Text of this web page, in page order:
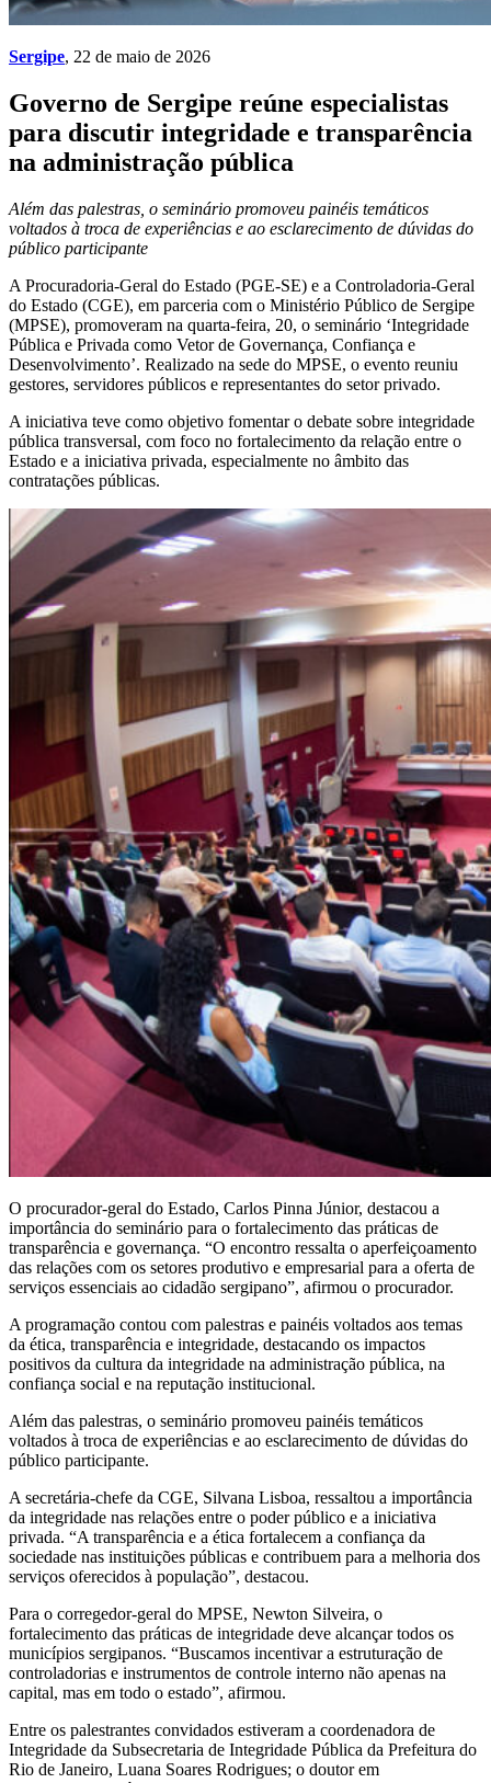
Sergipe, 22 de maio de 2026
Governo de Sergipe reúne especialistas
para discutir integridade e transparência
na administração pública
Além das palestras, o seminário promoveu painéis temáticos
voltados à troca de experiências e ao esclarecimento de dúvidas do
público participante
A Procuradoria-Geral do Estado (PGE-SE) e a Controladoria-Geral
do Estado (CGE), em parceria com o Ministério Público de Sergipe
(MPSE), promoveram na quarta-feira, 20, o seminário ‘Integridade
Pública e Privada como Vetor de Governança, Confiança e
Desenvolvimento’. Realizado na sede do MPSE, o evento reuniu
gestores, servidores públicos e representantes do setor privado.
A iniciativa teve como objetivo fomentar o debate sobre integridade
pública transversal, com foco no fortalecimento da relação entre o
Estado e a iniciativa privada, especialmente no âmbito das
contratações públicas.
O procurador-geral do Estado, Carlos Pinna Júnior, destacou a
importância do seminário para o fortalecimento das práticas de
transparência e governança. “O encontro ressalta o aperfeiçoamento
das relações com os setores produtivo e empresarial para a oferta de
serviços essenciais ao cidadão sergipano”, afirmou o procurador.
A programação contou com palestras e painéis voltados aos temas
da ética, transparência e integridade, destacando os impactos
positivos da cultura da integridade na administração pública, na
confiança social e na reputação institucional.
Além das palestras, o seminário promoveu painéis temáticos
voltados à troca de experiências e ao esclarecimento de dúvidas do
público participante.
A secretária-chefe da CGE, Silvana Lisboa, ressaltou a importância
da integridade nas relações entre o poder público e a iniciativa
privada. “A transparência e a ética fortalecem a confiança da
sociedade nas instituições públicas e contribuem para a melhoria dos
serviços oferecidos à população”, destacou.
Para o corregedor-geral do MPSE, Newton Silveira, o
fortalecimento das práticas de integridade deve alcançar todos os
municípios sergipanos. “Buscamos incentivar a estruturação de
controladorias e instrumentos de controle interno não apenas na
capital, mas em todo o estado”, afirmou.
Entre os palestrantes convidados estiveram a coordenadora de
Integridade da Subsecretaria de Integridade Pública da Prefeitura do
Rio de Janeiro, Luana Soares Rodrigues; o doutor em